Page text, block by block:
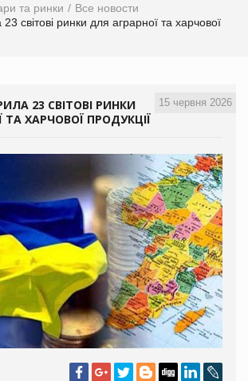
та ринки
Все новости
23 світові ринки для аграрної та харчової
15 червня 2026
23 СВІТОВІ РИНКИ
ТА ХАРЧОВОЇ ПРОДУКЦІЇ